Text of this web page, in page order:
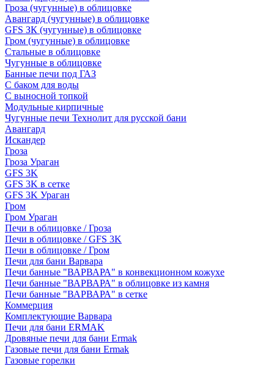
Гроза (чугунные) в облицовке
Авангард (чугунные) в облицовке
GFS ЗК (чугунные) в облицовке
Гром (чугунные) в облицовке
Стальные в облицовке
Чугунные в облицовке
Банные печи под ГАЗ
С баком для воды
С выносной топкой
Модульные кирпичные
Чугунные печи Технолит для русской бани
Авангард
Искандер
Гроза
Гроза Ураган
GFS 3K
GFS 3K в сетке
GFS 3K Ураган
Гром
Гром Ураган
Печи в облицовке / Гроза
Печи в облицовке / GFS 3K
Печи в облицовке / Гром
Печи для бани Варвара
Печи банные "ВАРВАРА" в конвекционном кожухе
Печи банные "ВАРВАРА" в облицовке из камня
Печи банные "ВАРВАРА" в сетке
Коммерция
Комплектующие Варвара
Печи для бани ERMAK
Дровяные печи для бани Ermak
Газовые печи для бани Ermak
Газовые горелки